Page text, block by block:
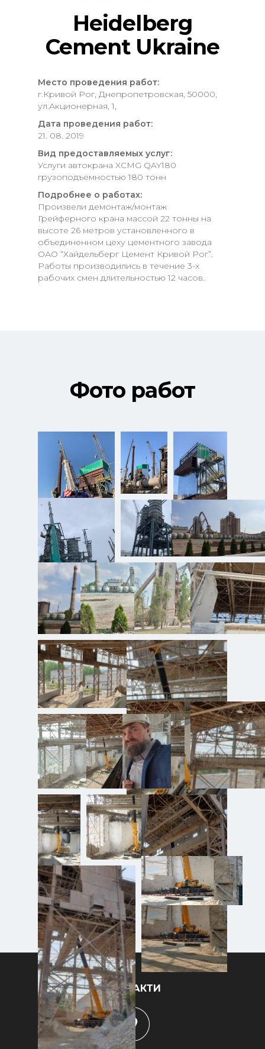
Heidelberg
Cement Ukraine
Место проведения работ:
г.Кривой Рог, Днепропетровская, 50000,
ул.Акционерная, 1,
Дата проведения работ:
21. 08. 2019
Вид предоставляемых услуг:
Услуги автокрана XCMG QAY180
грузоподъемностью 180 тонн
Подробнее о работах:
Произвели демонтаж/монтаж
Грейферного крана массой 22 тонны на
высоте 26 метров установленного в
объединенном цеху цементного завода
ОАО “Хайдельберг Цемент Кривой Рог”.
Работы производились в течение 3-х
рабочих смен длительностью 12 часов.
Фото работ
КОНТАКТИ